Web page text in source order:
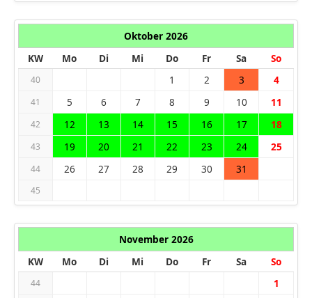
Oktober 2026
KW
Mo Di Mi Do Fr Sa So
40 1 2 3 4
41 5 6 7 8 9 10 11
42 12 13 14 15 16 17 18
43 19 20 21 22 23 24 25
44 26 27 28 29 30 31
45
November 2026
KW
Mo Di Mi Do Fr Sa So
44 1